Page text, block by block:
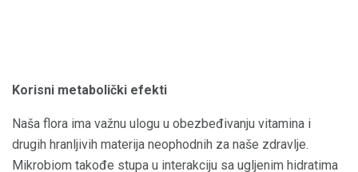
Korisni metabolički efekti
Naša flora ima važnu ulogu u obezbeđivanju vitamina i
drugih hranljivih materija neophodnih za naše zdravlje.
Mikrobiom takođe stupa u interakciju sa ugljenim hidratima